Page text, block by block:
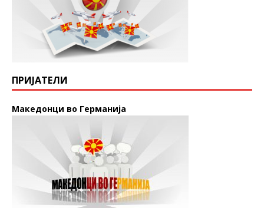
ПРИЈАТЕЛИ
Македонци во Германија